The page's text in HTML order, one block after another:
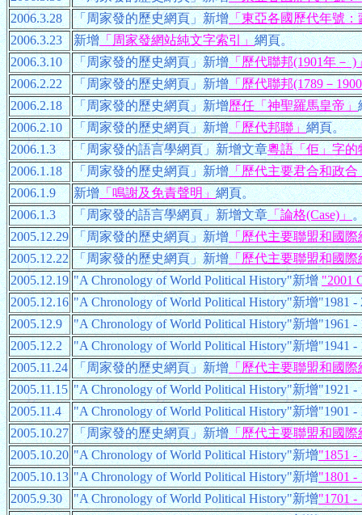
2006.3.28
「周家發的歷史網頁」新增「東亞各國歷代年號
2006.3.23
新增「周家發網站純文字索引」網頁。
2006.3.10
「周家發的歷史網頁」新增「歷代聯邦(1901年－ )
2006.2.22
「周家發的歷史網頁」新增「歷代聯邦(1789－
2006.2.18
「周家發的歷史網頁」新增歷任「神聖羅馬皇帝」
2006.2.10
「周家發的歷史網頁」新增「歷代邦聯」網頁。
2006.1.3
「周家發的語言學網頁」新增文章粵語「佢」字的
2006.1.18
「周家發的歷史網頁」新增「歷代主要君合和政合
2006.1.9
新增「鳴謝及免責聲明」網頁。
2006.1.3
「周家發的語言學網頁」新增文章「論格(Case)」
2005.12.29 「周家發的歷史網頁」新增「歷代主要聯盟和國際
2005.12.22 「周家發的歷史網頁」新增「歷代主要聯盟和國際
2005.12.19 "A Chronology of World Political History"新增"2001
2005.12.16 "A Chronology of World Political History"新增"1981
2005.12.9
"A Chronology of World Political History"新增"1961
2005.12.2
"A Chronology of World Political History"新增"1941
2005.11.24 「周家發的歷史網頁」新增「歷代主要聯盟和國際
2005.11.15 "A Chronology of World Political History"新增"1921
2005.11.4
"A Chronology of World Political History"新增"1901
2005.10.27 「周家發的歷史網頁」新增「歷代主要聯盟和國際
2005.10.20 "A Chronology of World Political History"新增"1851 -
2005.10.13 "A Chronology of World Political History"新增"1801 -
2005.9.30
"A Chronology of World Political History"新增"1701 -